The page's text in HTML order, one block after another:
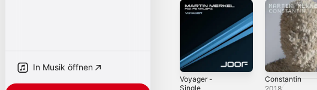
In Musik öffnen
Voyager -
Single
Constantin